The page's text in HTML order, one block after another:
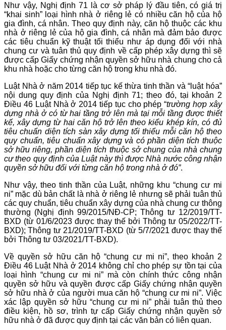
Như vậy, Nghị định 71 là cơ sở pháp lý đầu tiên, có giá trị
“khai sinh” loại hình nhà ở riêng lẻ có nhiều căn hộ của hộ
gia đình, cá nhân. Theo quy định này, căn hộ thuộc các khu
nhà ở riêng lẻ của hộ gia đình, cá nhân mà đảm bảo được
các tiêu chuẩn kỹ thuật tối thiểu như áp dụng đối với nhà
chung cư và tuân thủ quy định về cấp phép xây dựng thì sẽ
được cấp Giấy chứng nhận quyền sở hữu nhà chung cho cả
khu nhà hoặc cho từng căn hộ trong khu nhà đó.
Luật Nhà ở năm 2014 tiếp tục kế thừa tinh thần và “luật hóa”
nội dung quy định của Nghị định 71; theo đó, tại khoản 2
Điều 46 Luật Nhà ở 2014 tiếp tục cho phép “trường hợp xây
dựng nhà ở có từ hai tầng trở lên mà tại mỗi tầng được thiết
kế, xây dựng từ hai căn hộ trở lên theo kiểu khép kín, có đủ
tiêu chuẩn diện tích sàn xây dựng tối thiểu mỗi căn hộ theo
quy chuẩn, tiêu chuẩn xây dựng và có phần diện tích thuộc
sở hữu riêng, phần diện tích thuộc sở chung của nhà chung
cư theo quy định của Luật này thì được Nhà nước công nhận
quyền sở hữu đối với từng căn hộ trong nhà ở đó”.
Như vậy, theo tinh thần của Luật, những khu “chung cư mi
ni” mặc dù bản chất là nhà ở riêng lẻ nhưng sẽ phải tuân thủ
các quy chuẩn, tiêu chuẩn xây dựng của nhà chung cư thông
thường (Nghị định 99/2015/NĐ-CP; Thông tư 12/2019/TT-
BXD (từ 01/6/2023 được thay thế bởi Thông tư 05/2022/TT-
BXD); Thông tư 21/2019/TT-BXD (từ 5/7/2021 được thay thế
bởi Thông tư 03/2021/TT-BXD).
Về quyền sở hữu căn hộ “chung cư mi ni”, theo khoản 2
Điều 46 Luật Nhà ở 2014 không chỉ cho phép sự tồn tại của
loại hình “chung cư mi ni” mà còn chính thức công nhận
quyền sở hữu và quyền được cấp Giấy chứng nhận quyền
sở hữu nhà ở của người mua căn hộ “chung cư mi ni”. Việc
xác lập quyền sở hữu “chung cư mi ni” phải tuân thủ theo
điều kiện, hồ sơ, trình tự cấp Giấy chứng nhận quyền sở
hữu nhà ở đã được quy định tại các văn bản có liên quan.